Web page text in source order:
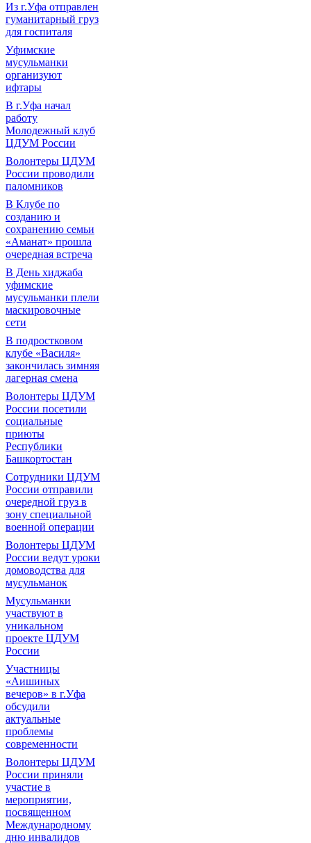
Из г.Уфа отправлен
гуманитарный груз
для госпиталя
Уфимские
мусульманки
организуют
ифтары
В г.Уфа начал
работу
Молодежный клуб
ЦДУМ России
Волонтеры ЦДУМ
России проводили
паломников
В Клубе по
созданию и
сохранению семьи
«Аманат» прошла
очередная встреча
В День хиджаба
уфимские
мусульманки плели
маскировочные
сети
В подростковом
клубе «Василя»
закончилась зимняя
лагерная смена
Волонтеры ЦДУМ
России посетили
социальные
приюты
Республики
Башкортостан
Сотрудники ЦДУМ
России отправили
очередной груз в
зону специальной
военной операции
Волонтеры ЦДУМ
России ведут уроки
домоводства для
мусульманок
Мусульманки
участвуют в
уникальном
проекте ЦДУМ
России
Участницы
«Аишиных
вечеров» в г.Уфа
обсудили
актуальные
проблемы
современности
Волонтеры ЦДУМ
России приняли
участие в
мероприятии,
посвященном
Международному
дню инвалидов